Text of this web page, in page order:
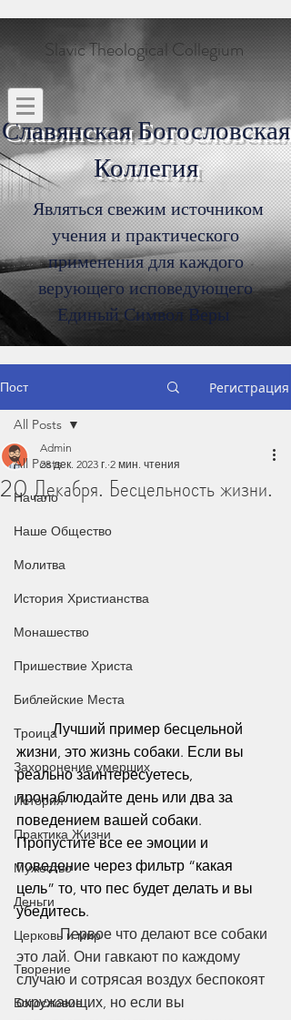
Slavic Theological Collegium
Славянская Богословская
Коллегия
Являться свежим источником
учения и практического
применения для каждого
верующего исповедующего
Единый Символ Веры
Пост Регистрация
All Posts
Начало
Наше Общество
Молитва
История Христианства
Монашество
Пришествие Христа
Библейские Места
Троица
Захоронение умерших
История
Практика Жизни
Мужество
Деньги
Церковь и мир
Творение
Богословие
All Posts
20 Декабря. Бесцельность жизни.
Admin
28 дек. 2023 г. 2 мин. чтения
	Лучший пример бесцельной
жизни, это жизнь собаки. Если вы
реально заинтересуетесь,
пронаблюдайте день или два за
поведением вашей собаки.
Пропустите все ее эмоции и
поведение через фильтр “какая
цель” то, что пес будет делать и вы
убедитесь.
Первое что делают все собаки
это лай. Они гавкают по каждому
случаю и сотрясая воздух беспокоят
окружающих, но если вы